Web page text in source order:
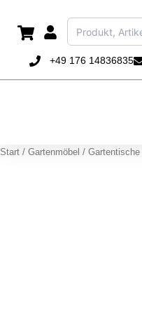
Inhalt
springen
+49 176 14836835
Start / Gartenmöbel / Gartentische